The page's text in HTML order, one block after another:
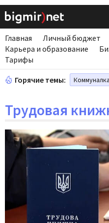
Главная Личный бюджет
Карьера и образование
Тарифы
Горячие темы: Коммуналка
Трудовая